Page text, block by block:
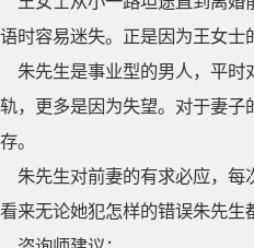
语时容易迷失。正是因为王女
朱先生是事业型的男人，平时
轨，更多是因为失望。对于妻
存。
朱先生对前妻的有求必应，每
看来无论她犯怎样的错误朱先